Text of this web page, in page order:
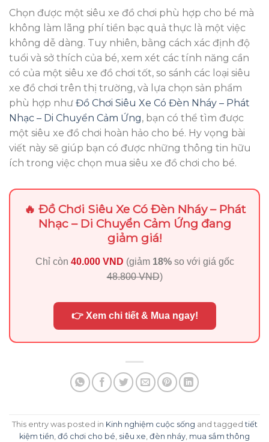
Chọn được một siêu xe đồ chơi phù hợp cho bé mà
không làm lãng phí tiền bạc quả thực là một việc
không dễ dàng. Tuy nhiên, bằng cách xác định độ
tuổi và sở thích của bé, xem xét các tính năng cần
có của một siêu xe đồ chơi tốt, so sánh các loại siêu
xe đồ chơi trên thị trường, và lựa chọn sản phẩm
phù hợp như Đồ Chơi Siêu Xe Có Đèn Nháy – Phát
Nhạc – Di Chuyển Cảm Ứng, bạn có thể tìm được
một siêu xe đồ chơi hoàn hảo cho bé. Hy vọng bài
viết này sẽ giúp bạn có được những thông tin hữu
ích trong việc chọn mua siêu xe đồ chơi cho bé.
🔥 Đồ Chơi Siêu Xe Có Đèn Nháy – Phát
Nhạc – Di Chuyển Cảm Ứng đang
giảm giá!
Chỉ còn 40.000 VND (giảm 18%so với giá gốc
48.800 VND)
👉 Xem chi tiết & Mua ngay!
This entry was posted in Kinh nghiệm cuộc sống and taggedtiết
kiệm tiền, đồ chơi cho bé, siêu xe, đèn nháy, mua sắm thông